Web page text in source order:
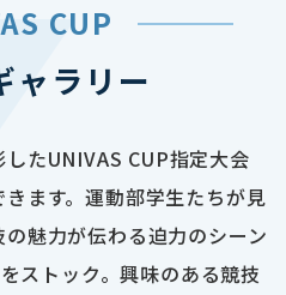
CUP
ャラリー
たUNIVAS CUP指定大会
ます。運動部学生たちが見
魅力が伝わる迫力のシーン
ストック。興味のある競技